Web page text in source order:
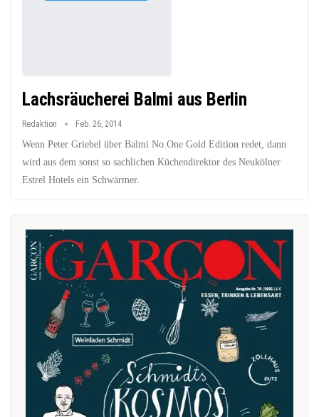
Lachsräucherei Balmi aus Berlin
Redaktion Feb. 26, 2014
Wenn Peter Griebel über Balmi No.One Gold Edition redet, dann
wird aus dem sonst so sachlichen Küchendirektor des Neukölner
Estrel Hotels ein Schwärmer.